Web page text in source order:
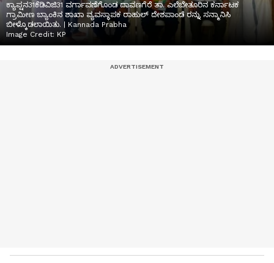
ಕ್ಯಾಪ್ಷನ31ಕೆಡಿವಿಜಿ31 ವರ್ಗಾವಣೆಗೊಂಡ ದಾವಣಗೆರೆ ತಾ. ಎಲೆಬೇತೂರಿನ ಕರ್ನಾಟಕ
ಗ್ರಾಮೀಣ ಬ್ಯಾಂಕಿನ ಶಾಖಾ ವ್ಯವಸ್ಥಾಪಕ ರಾಹುಲ್ ದೇಶಪಾಂಡೆ ರನ್ನು ಸನ್ಮಾನಿಸಿ
ಬೀಳ್ಕೊಡಲಾಯಿತು. | Kannada Prabha
Image Credit: KP